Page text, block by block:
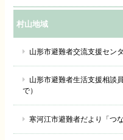
村山地域
山形市避難者交流支援セン
山形市避難者生活支援相談
で）
寒河江市避難者だより「つ